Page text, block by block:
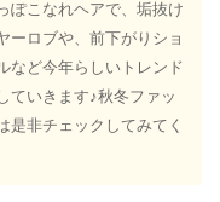
ぽこなれヘアで、垢抜け
ーロブや、前下がりショ
など今年らしいトレンド
ていきます♪秋冬ファッ
是非チェックしてみてく